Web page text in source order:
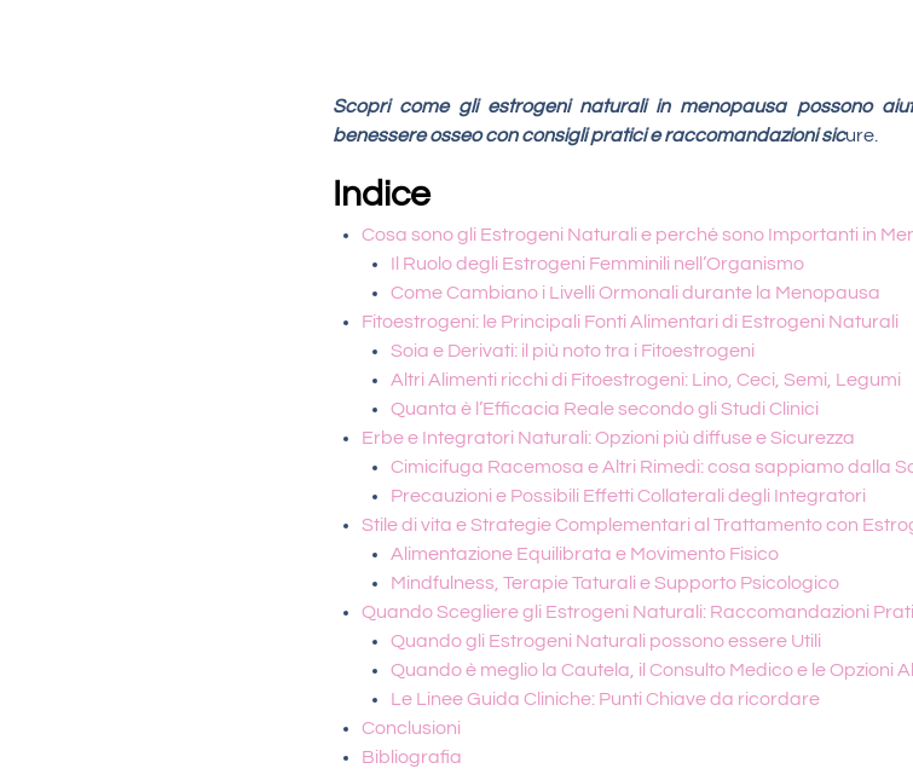
Scopri come gli estrogeni naturali in menopausa possono
benessere osseo con consigli pratici e raccomandazioni sicure.
Indice
Cosa sono gli Estrogeni Naturali e perché sono Importanti in
Il Ruolo degli Estrogeni Femminili nell’Organismo
Come Cambiano i Livelli Ormonali durante la Menopausa
Fitoestrogeni: le Principali Fonti Alimentari di Estrogeni Naturali
Soia e Derivati: il più noto tra i Fitoestrogeni
Altri Alimenti ricchi di Fitoestrogeni: Lino, Ceci, Semi, Legumi
Quanta è l’Efficacia Reale secondo gli Studi Clinici
Erbe e Integratori Naturali: Opzioni più diffuse e Sicurezza
Cimicifuga Racemosa e Altri Rimedi: cosa sappiamo dalla
Precauzioni e Possibili Effetti Collaterali degli Integratori
Stile di vita e Strategie Complementari al Trattamento con
Alimentazione Equilibrata e Movimento Fisico
Mindfulness, Terapie Taturali e Supporto Psicologico
Quando Scegliere gli Estrogeni Naturali: Raccomandazioni
Quando gli Estrogeni Naturali possono essere Utili
Quando è meglio la Cautela, il Consulto Medico e le Opzioni
Le Linee Guida Cliniche: Punti Chiave da ricordare
Conclusioni
Bibliografia